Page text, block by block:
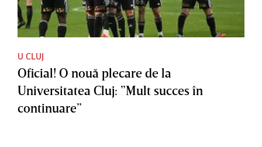
U CLUJ
Oficial! O nouă plecare de la
Universitatea Cluj: ”Mult succes în
continuare”